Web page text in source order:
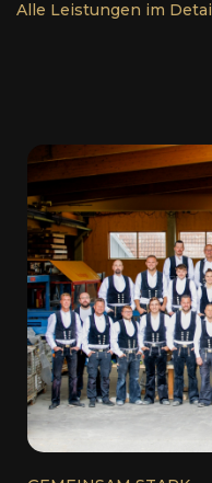
Alle Leistungen im Detail